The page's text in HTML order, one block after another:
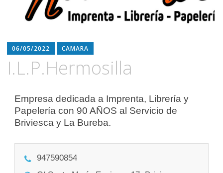
06/05/2022 CAMARA
I.L.P.Hermosilla
Empresa dedicada a Imprenta, Librería y
Papelería con 90 AÑOS al Servicio de
Briviesca y La Bureba.
947590854